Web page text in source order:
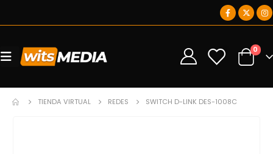
0 0
TIENDA VIRTUAL REDES SWITCH D-LINK DES-1008C